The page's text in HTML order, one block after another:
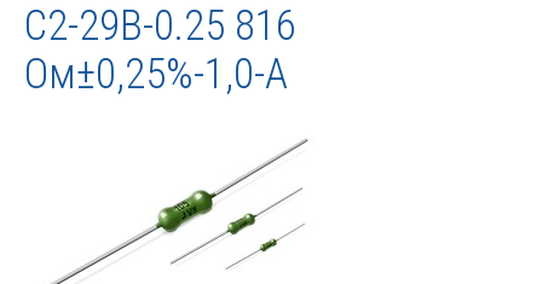
С2-29В-0.25 816
Ом±0,25%-1,0-А